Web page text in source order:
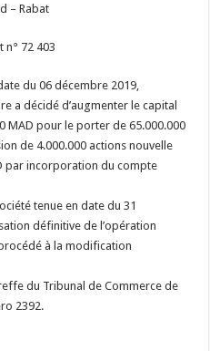
– Rabat
n° 72 403
du 06 décembre 2019,
a décidé d’augmenter le capital
MAD pour le porter de 65.000.000
de 4.000.000 actions nouvelle
par incorporation du compte
tenue en date du 31
définitive de l’opération
à la modification
du Tribunal de Commerce de
2392.